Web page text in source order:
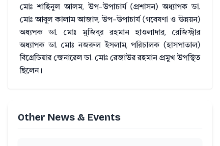
মোঃ শাহিনুল আলম, উপ-উপাচার্য (প্রশাসন) অধ্যাপক ডা.
মোঃ আবুল কালাম আজাদ, উপ-উপাচার্য (গবেষণা ও উন্নয়ন)
অধ্যপক ডা. মোঃ মুজিবুর রহমান হাওলাদার, রেজিস্ট্রার
অধ্যাপক ডা. মোঃ নজরুল ইসলাম, পরিচালক (হাসপাতাল)
বিগ্রেডিয়ার জেনারেল ডা. মোঃ রেজাউর রহমান প্রমুখ উপস্থিত
ছিলেন।
Other News & Events